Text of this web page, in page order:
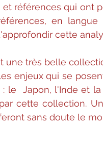
références qui ont
en
cette
une très belle
enjeux qui se
le  Japon, l'Inde et
cette collection.
sans doute le